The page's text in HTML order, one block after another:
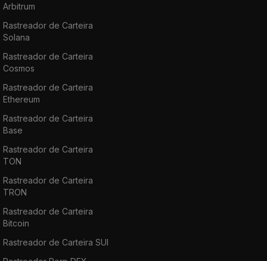
Arbitrum
Rastreador de Carteira
Solana
Rastreador de Carteira
Cosmos
Rastreador de Carteira
Ethereum
Rastreador de Carteira
Base
Rastreador de Carteira
TON
Rastreador de Carteira
TRON
Rastreador de Carteira
Bitcoin
Rastreador de Carteira SUI